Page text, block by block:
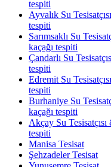
tespiti
Ayvalık Su
tespiti
Sarımsaklı Su
kaçağı tespiti
Çandarlı Su
tespiti
Edremit Su
tespiti
Burhaniye Su
kaçağı tespiti
Akçay Su
tespiti
Manisa Tesisat
Şehzadeler Tesisat